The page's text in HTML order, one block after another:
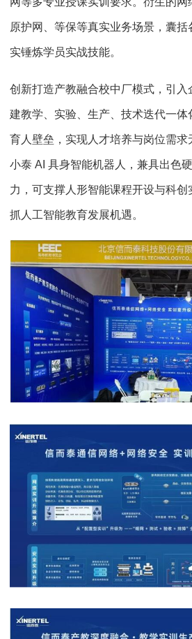
原护网、等保等真实业务场景，囊括
实锤炼学员实战技能。
创新打造产教融合校中厂模式，引入
建教学、实验、生产、技术迭代一体
育人壁垒，实现人才培养与岗位需求
小泰 AI 具身智能机器人，兼具出色
力，可支撑人形智能课程开设与科
抓人工智能教育发展机遇。